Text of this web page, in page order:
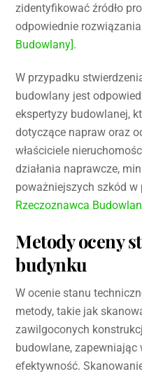
zidentyfikować źródło
odpowiednie rozwiązania
Budowlany].
W przypadku
budowlany jest
ekspertyzy budowlanej,
dotyczące napraw oraz
właściciele
działania naprawcze,
poważniejszych szkód w
Rzeczoznawca
Metody oceny
budynku
W ocenie stanu
metody, takie jak
zawilgoconych
budowlane, zapewniając
efektywność.